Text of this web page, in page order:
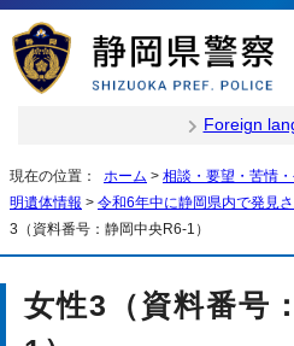
Foreign
現在の位置： ホーム > 相談・要望・苦情
明遺体情報 > 令和6年中に静岡県内で発見
3（資料番号：静岡中央R6-1）
女性3（資料番号